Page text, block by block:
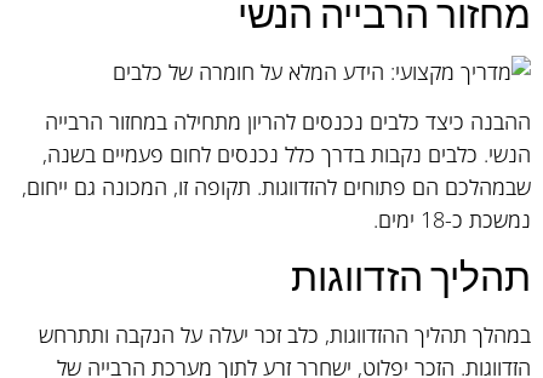
מחזור הרבייה הנשי
ההבנה כיצד כלבים נכנסים להריון מתחילה במחזור הרבייה
הנשי. כלבים נקבות בדרך כלל נכנסים לחום פעמיים בשנה,
שבמהלכם הם פתוחים להזדווגות. תקופה זו, המכונה גם ייחום,
נמשכת כ-18 ימים.
תהליך הזדווגות
במהלך תהליך ההזדווגות, כלב זכר יעלה על הנקבה ותתרחש
הזדווגות. הזכר יפלוט, ישחרר זרע לתוך מערכת הרבייה של